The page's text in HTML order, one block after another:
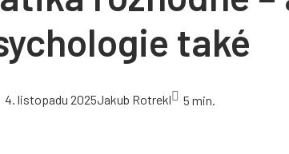
také
4. listopadu 2025Jakub Rotrekl 5 min.